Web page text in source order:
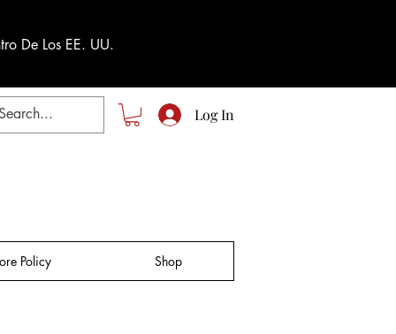
De Los EE. UU.
Log In
Policy Shop